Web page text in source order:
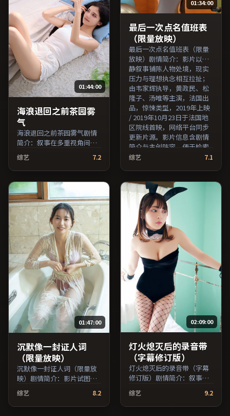
01:44:00
海浪退回之前茶园雾
气
海浪退回之前茶园雾气剧情
简介：叙事在多重视角间切
换，场面调度注重留白与观
众想象空间；由朴赞郁执
导，提莫西·查拉梅、吴
京、黄渤等主演，韩国出
品，犯罪类型，2023年上映
/ 2023年7月21日于韩国地区
院线首映，网络平台同步更
新片源。可作为周末家庭观
影或独自细品的口碑之选。
（国产影视资源大全免费条
目索引，支持片名与演员交
叉检索。）
综艺 7.2
01:34:00
最后一次点名值班表
（限量放映）
最后一次点名值班表（限量
放映）剧情简介：影片以冷
静叙事铺陈人物处境，现实
压力与理想执念相互拉扯；
由韦家辉执导，黄政民、松
隆子、汤唯等主演，法国出
品，惊悚类型，2019年上映
/ 2019年10月23日于法国地
区院线首映，网络平台同步
更新片源。影片信息含剧情
简介与主创阵容，便于检索
与比对。（国产影视资源大
综艺 7.1
01:47:00
沉默像一封证人词
（限量放映）
沉默像一封证人词（限量放
映）剧情简介：影片试图追
问「归属」与「告别」的主
题，人物关系在误会与和解
中演进；由刁亦男执导，王
综艺 8.2
02:09:00
灯火熄灭后的录音带
（字幕修订版）
灯火熄灭后的录音带（字幕
修订版）剧情简介：叙事在
多重视角间切换，场面调度
注重留白与观众想象空间；
由杜琪峰执导，梁朝伟、周
综艺 9.2